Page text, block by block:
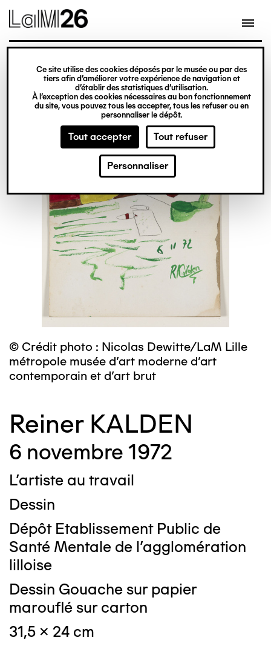
Gestion des cookies
Ce site utilise des cookies déposés par le musée ou par des
tiers afin d’améliorer votre expérience de navigation et
d’établir des statistiques d’utilisation.
À l’exception des cookies nécessaires au bon fonctionnement
du site, vous pouvez tous les accepter, tous les refuser ou en
personnaliser le dépôt.
Tout accepter Tout refuser
Personnaliser
contenu
© Crédit photo : Nicolas Dewitte/LaM Lille
métropole musée d’art moderne d’art
contemporain et d’art brut
Reiner KALDEN
6 novembre 1972
L'artiste au travail
Dessin
Dépôt Etablissement Public de
Santé Mentale de l'agglomération
lilloise
Dessin Gouache sur papier
marouflé sur carton
31,5 x 24 cm